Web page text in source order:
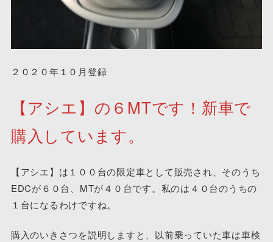
２０２０年１０月登録
【アシエ】の６MTです！新車で
購入しています。
【アシエ】は１００台の限定車として販売され、そのうち
EDCが６０台、MTが４０台です。私のは４０台のうちの
１台になるわけですね。
購入のいきさつを説明しますと、以前乗っていた車は車検